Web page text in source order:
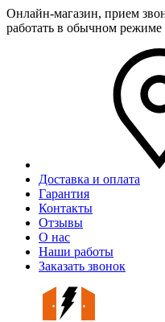
Онлайн-магазин, прием
работать в обычном режиме
Доставка и оплата
Гарантия
Контакты
Отзывы
О нас
Наши работы
Заказать звонок